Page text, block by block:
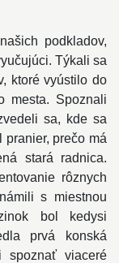
podkladov,
Týkali sa
ktoré vyústilo do
mesta. Spoznali
sa, kde sa
prečo má
stará radnica.
rôznych
s miestnou
bol kedysi
prvá konská
spoznať viaceré